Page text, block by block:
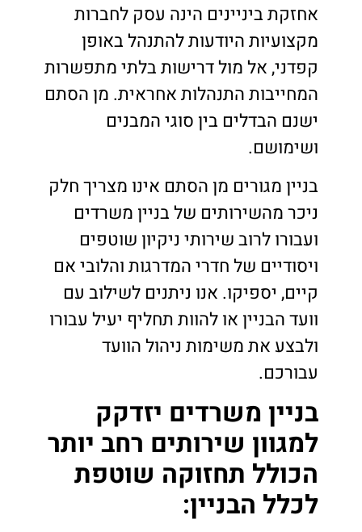
אחזקת ביניינים הינה עסק לחברות
מקצועיות היודעות להתנהל באופן
קפדני, אל מול דרישות בלתי מתפשרות
המחייבות התנהלות אחראית. מן הסתם
ישנם הבדלים בין סוגי המבנים
ושימושם.
בניין מגורים מן הסתם אינו מצריך חלק
ניכר מהשירותים של בניין משרדים
ועבורו לרוב שירותי ניקיון שוטפים
ויסודיים של חדרי המדרגות והלובי אם
קיים, יספיקו. אנו ניתנים לשילוב עם
וועד הבניין או להוות תחליף יעיל עבורו
ולבצע את משימות ניהול הוועד
עבורכם.
בניין משרדים יזדקק
למגוון שירותים רחב יותר
הכולל תחזוקה שוטפת
לכלל הבניין: